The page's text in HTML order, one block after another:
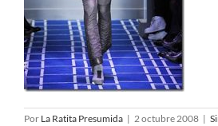
Por La Ratita Presumida | 2 octubre 2008 |